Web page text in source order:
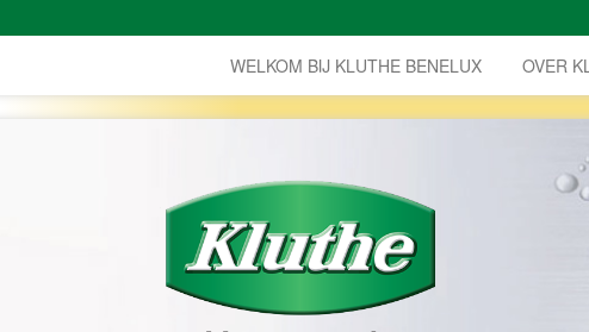
WELKOM BIJ KLUTHE BENELUX
OVER